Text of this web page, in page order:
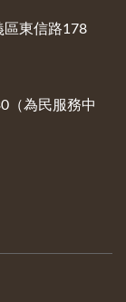
區東信路178
（為民服務中